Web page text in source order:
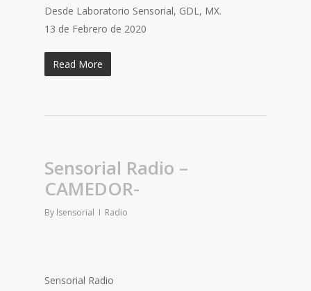
Desde Laboratorio Sensorial, GDL, MX.
13 de Febrero de 2020
Read More
Sensorial Radio –
CAMEDOR-
By lsensorial Radio
Sensorial Radio